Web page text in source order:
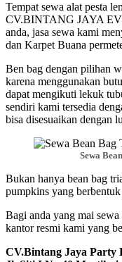
Tempat sewa alat pesta
CV.BINTANG JAYA
anda, jasa sewa kami
dan Karpet Buana
Ben bag dengan pilihan
karena menggunakan
dapat mengikuti lekuk
sendiri kami tersedia
bisa disesuaikan dengan
Sewa
Bukan hanya bean bag
pumpkins yang
Bagi anda yang mai
kantor resmi kami yang
CV.Bintang Jaya Party